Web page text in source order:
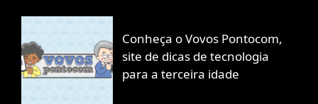
Conheça o Vovos Pontocom,
site de dicas de tecnologia
para a terceira idade